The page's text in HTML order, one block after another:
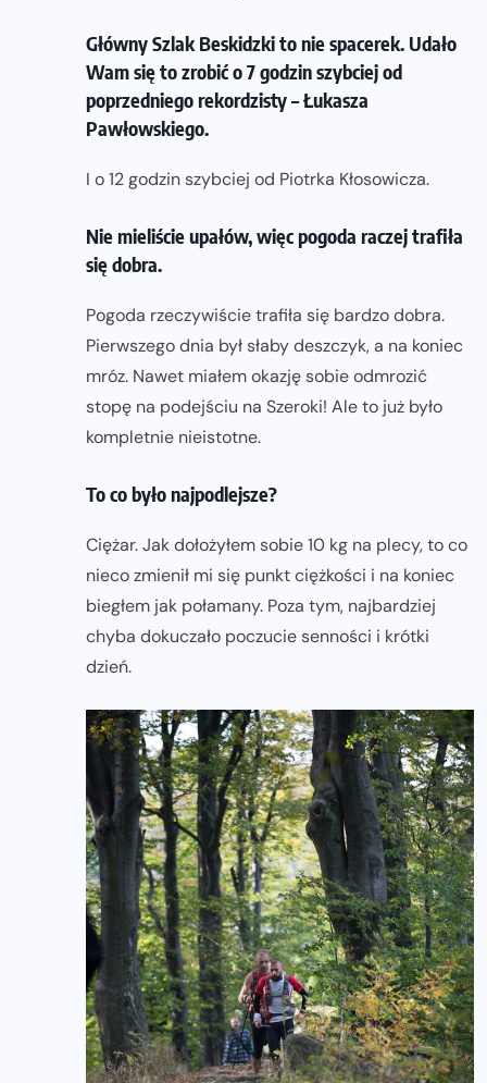
Główny Szlak Beskidzki to nie spacerek. Udało
Wam się to zrobić o 7 godzin szybciej od
poprzedniego rekordzisty – Łukasza
Pawłowskiego.
I o 12 godzin szybciej od Piotrka Kłosowicza.
Nie mieliście upałów, więc pogoda raczej trafiła
się dobra.
Pogoda rzeczywiście trafiła się bardzo dobra.
Pierwszego dnia był słaby deszczyk, a na koniec
mróz. Nawet miałem okazję sobie odmrozić
stopę na podejściu na Szeroki! Ale to już było
kompletnie nieistotne.
To co było najpodlejsze?
Ciężar. Jak dołożyłem sobie 10 kg na plecy, to co
nieco zmienił mi się punkt ciężkości i na koniec
biegłem jak połamany. Poza tym, najbardziej
chyba dokuczało poczucie senności i krótki
dzień.